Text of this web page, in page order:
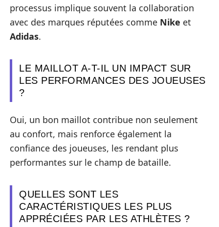
processus implique souvent la collaboration
avec des marques réputées comme Nike et
Adidas.
LE MAILLOT A-T-IL UN IMPACT SUR
LES PERFORMANCES DES JOUEUSES
?
Oui, un bon maillot contribue non seulement
au confort, mais renforce également la
confiance des joueuses, les rendant plus
performantes sur le champ de bataille.
QUELLES SONT LES
CARACTÉRISTIQUES LES PLUS
APPRÉCIÉES PAR LES ATHLÈTES ?